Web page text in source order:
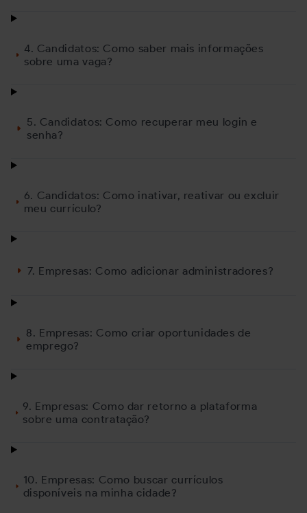
4. Candidatos: Como saber mais informações
sobre uma vaga?
5. Candidatos: Como recuperar meu login e
senha?
6. Candidatos: Como inativar, reativar ou excluir
meu currículo?
7. Empresas: Como adicionar administradores?
8. Empresas: Como criar oportunidades de
emprego?
9. Empresas: Como dar retorno a plataforma
sobre uma contratação?
10. Empresas: Como buscar currículos
disponíveis na minha cidade?